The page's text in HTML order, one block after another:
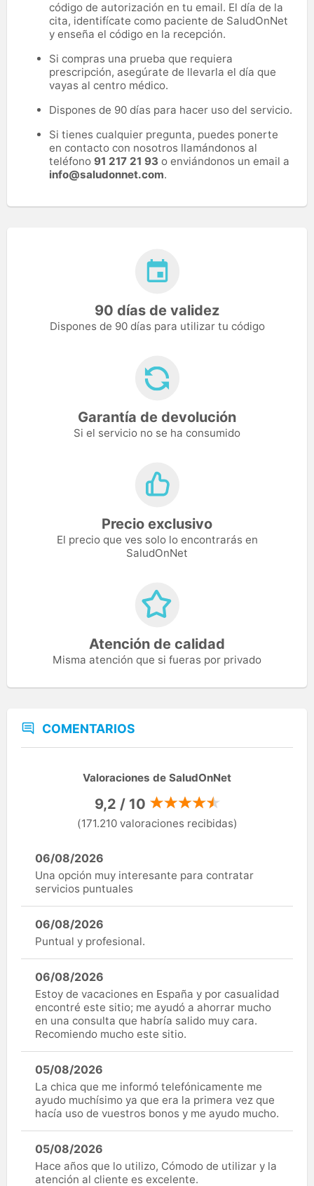
código de autorización en tu email. El día de la
cita, identifícate como paciente de SaludOnNet
y enseña el código en la recepción.
Si compras una prueba que requiera
prescripción, asegúrate de llevarla el día que
vayas al centro médico.
Dispones de 90 días para hacer uso del servicio.
Si tienes cualquier pregunta, puedes ponerte
en contacto con nosotros llamándonos al
teléfono 91 217 21 93 o enviándonos un email a
info@saludonnet.com.
90 días de validez
Dispones de 90 días para utilizar tu código
Garantía de devolución
Si el servicio no se ha consumido
Precio exclusivo
El precio que ves solo lo encontrarás en
SaludOnNet
Atención de calidad
Misma atención que si fueras por privado
COMENTARIOS
Valoraciones de SaludOnNet
9,2 / 10
(171.210 valoraciones recibidas)
06/08/2026
Una opción muy interesante para contratar
servicios puntuales
06/08/2026
Puntual y profesional.
06/08/2026
Estoy de vacaciones en España y por casualidad
encontré este sitio; me ayudó a ahorrar mucho
en una consulta que habría salido muy cara.
Recomiendo mucho este sitio.
05/08/2026
La chica que me informó telefónicamente me
ayudo muchísimo ya que era la primera vez que
hacía uso de vuestros bonos y me ayudo mucho.
05/08/2026
Hace años que lo utilizo, Cómodo de utilizar y la
atención al cliente es excelente.